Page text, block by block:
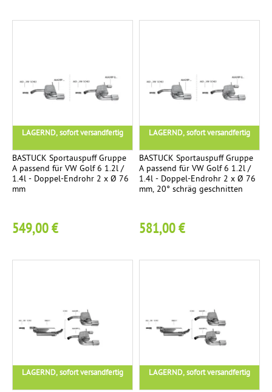
LAGERND, sofort versandfertig
BASTUCK Sportauspuff Gruppe
A passend für VW Golf 6 1.2l /
1.4l - Doppel-Endrohr 2 x Ø 76
mm
549,00 €
LAGERND, sofort versandfertig
BASTUCK Sportauspuff Gruppe
A passend für VW Golf 6 1.2l /
1.4l - Doppel-Endrohr 2 x Ø 76
mm, 20° schräg geschnitten
581,00 €
LAGERND, sofort versandfertig LAGERND, sofort versandfertig